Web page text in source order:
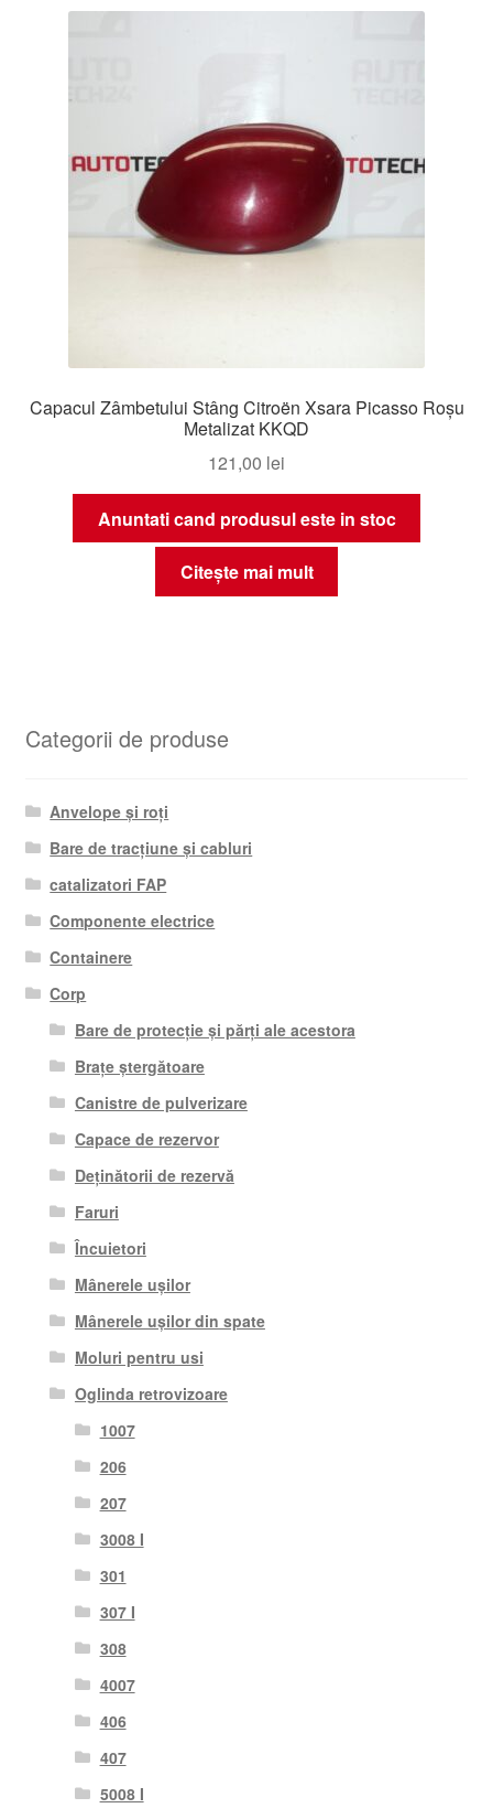
Capacul Zâmbetului Stâng Citroën Xsara Picasso Roșu
Metalizat KKQD
121,00 lei
Anuntati cand produsul este in stoc
Citește mai mult
Categorii de produse
Anvelope și roți
Bare de tracțiune și cabluri
catalizatori FAP
Componente electrice
Containere
Corp
Bare de protecție și părți ale acestora
Brațe ștergătoare
Canistre de pulverizare
Capace de rezervor
Deținătorii de rezervă
Faruri
Încuietori
Mânerele ușilor
Mânerele ușilor din spate
Moluri pentru usi
Oglinda retrovizoare
1007
206
207
3008 I
301
307 I
308
4007
406
407
5008 I